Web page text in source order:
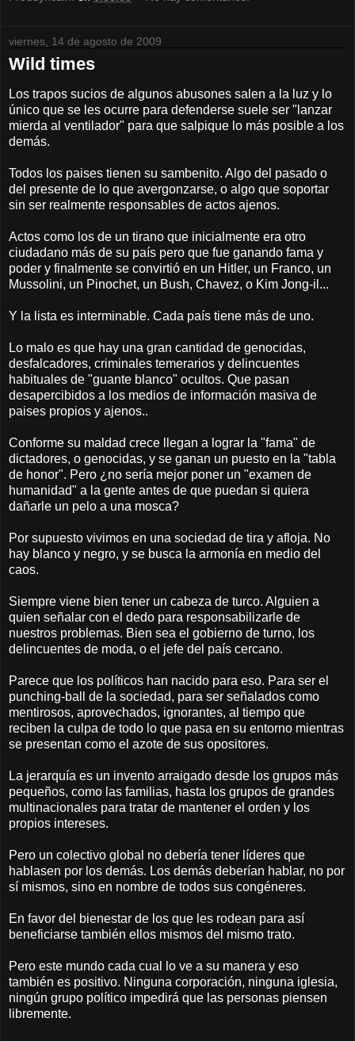
viernes, 14 de agosto de 2009
Wild times
Los trapos sucios de algunos abusones salen a la luz y lo
único que se les ocurre para defenderse suele ser "lanzar
mierda al ventilador" para que salpique lo más posible a los
demás.
Todos los paises tienen su sambenito. Algo del pasado o
del presente de lo que avergonzarse, o algo que soportar
sin ser realmente responsables de actos ajenos.
Actos como los de un tirano que inicialmente era otro
ciudadano más de su país pero que fue ganando fama y
poder y finalmente se convirtió en un Hitler, un Franco, un
Mussolini, un Pinochet, un Bush, Chavez, o Kim Jong-il...
Y la lista es interminable. Cada país tiene más de uno.
Lo malo es que hay una gran cantidad de genocidas,
desfalcadores, criminales temerarios y delincuentes
habituales de "guante blanco" ocultos. Que pasan
desapercibidos a los medios de información masiva de
paises propios y ajenos..
Conforme su maldad crece llegan a lograr la "fama" de
dictadores, o genocidas, y se ganan un puesto en la "tabla
de honor". Pero ¿no sería mejor poner un "examen de
humanidad" a la gente antes de que puedan si quiera
dañarle un pelo a una mosca?
Por supuesto vivimos en una sociedad de tira y afloja. No
hay blanco y negro, y se busca la armonía en medio del
caos.
Siempre viene bien tener un cabeza de turco. Alguien a
quien señalar con el dedo para responsabilizarle de
nuestros problemas. Bien sea el gobierno de turno, los
delincuentes de moda, o el jefe del país cercano.
Parece que los políticos han nacido para eso. Para ser el
punching-ball de la sociedad, para ser señalados como
mentirosos, aprovechados, ignorantes, al tiempo que
reciben la culpa de todo lo que pasa en su entorno mientras
se presentan como el azote de sus opositores.
La jerarquía es un invento arraigado desde los grupos más
pequeños, como las familias, hasta los grupos de grandes
multinacionales para tratar de mantener el orden y los
propios intereses.
Pero un colectivo global no debería tener líderes que
hablasen por los demás. Los demás deberían hablar, no por
sí mismos, sino en nombre de todos sus congéneres.
En favor del bienestar de los que les rodean para así
beneficiarse también ellos mismos del mismo trato.
Pero este mundo cada cual lo ve a su manera y eso
también es positivo. Ninguna corporación, ninguna iglesia,
ningún grupo político impedirá que las personas piensen
libremente.